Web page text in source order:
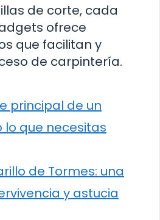
de corte, cada
ofrece
que facilitan y
de carpintería.
principal de un
lo que necesitas
de Tormes: una
y astucia